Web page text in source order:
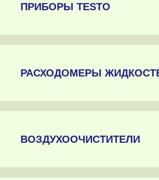
ПРИБОРЫ TESTO
РАСХОДОМЕРЫ
ВОЗДУХООЧИСТИТЕЛИ